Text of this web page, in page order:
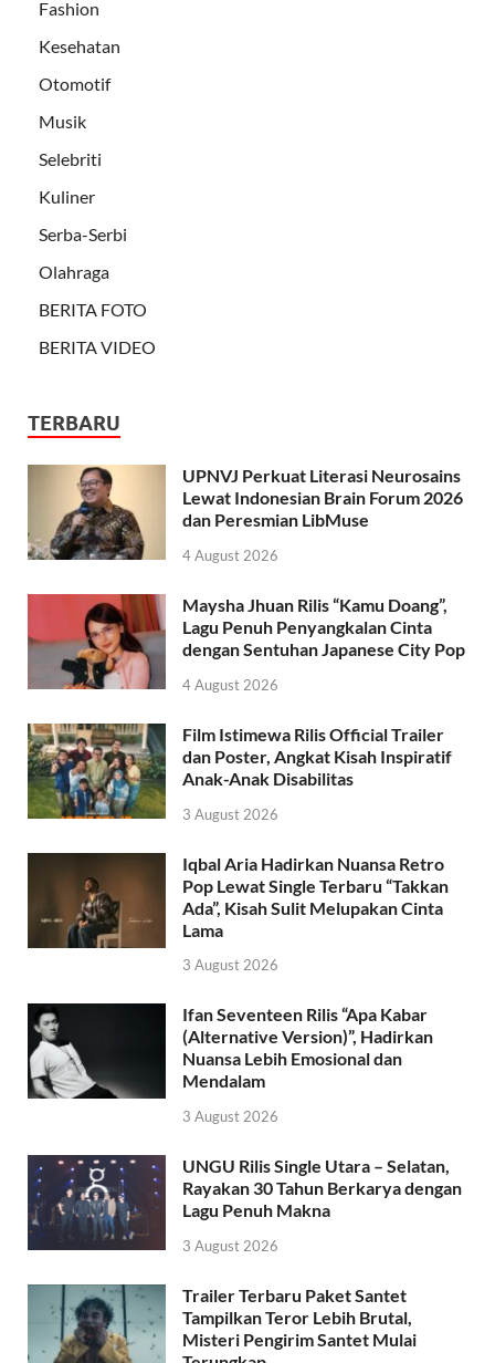
Fashion
Kesehatan
Otomotif
Musik
Selebriti
Kuliner
Serba-Serbi
Olahraga
BERITA FOTO
BERITA VIDEO
TERBARU
UPNVJ Perkuat Literasi Neurosains
Lewat Indonesian Brain Forum 2026
dan Peresmian LibMuse
4 August 2026
Maysha Jhuan Rilis “Kamu Doang”,
Lagu Penuh Penyangkalan Cinta
dengan Sentuhan Japanese City Pop
4 August 2026
Film Istimewa Rilis Official Trailer
dan Poster, Angkat Kisah Inspiratif
Anak-Anak Disabilitas
3 August 2026
Iqbal Aria Hadirkan Nuansa Retro
Pop Lewat Single Terbaru “Takkan
Ada”, Kisah Sulit Melupakan Cinta
Lama
3 August 2026
Ifan Seventeen Rilis “Apa Kabar
(Alternative Version)”, Hadirkan
Nuansa Lebih Emosional dan
Mendalam
3 August 2026
UNGU Rilis Single Utara – Selatan,
Rayakan 30 Tahun Berkarya dengan
Lagu Penuh Makna
3 August 2026
Trailer Terbaru Paket Santet
Tampilkan Teror Lebih Brutal,
Misteri Pengirim Santet Mulai